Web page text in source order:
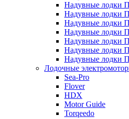
Надувные лодки
Надувные лодки
Надувные лодки
Надувные лодки
Надувные лодки
Надувные лодки
Надувные лодки
Лодочные
Sea-Pro
Flover
HDX
Motor Guide
Torqeedo